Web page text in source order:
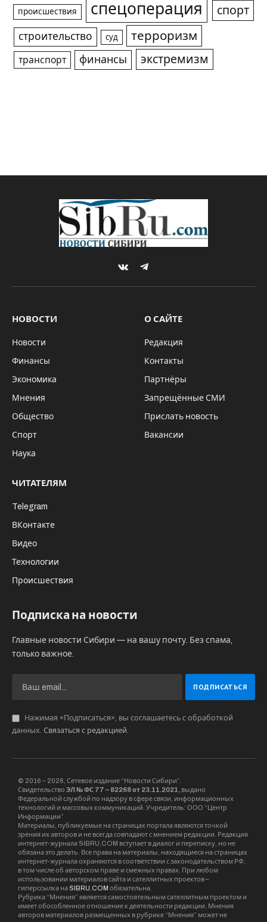
происшествия спецоперация спорт
строительство суд терроризм
транспорт финансы экстремизм
VKontakteTelegram
НОВОСТИ
Новости
Финансы
Экономика
Мнения
Общество
Спорт
Наука
О САЙТЕ
Редакция
Контакты
Партнёры
Запрещённые СМИ
Прислать новость
Вакансии
ЧИТАТЕЛЯМ
Telegram
ВКонтакте
Видео
Технологии
Происшествия
Подписка на новости
Главные новости Сибири — на вашу почту. Без спама,
только важное.
Нажимая «Подписаться», вы соглашаетесь с обработкой
данных. Связаться с редакцией.
© 2016 – 2026, Сетевое издание “Новости Сибири”.
Свидетельство ЭЛ № ФС 77 – 82268 от 23.11.2021, выдано
Федеральной службой по надзору в сфере связи, информационных
технологий и массовых коммуникаций. Учредитель: ООО “Центр
Информации”
Материалы, публикуемые на страницах портала являются точкой
зрения их авторов и не всегда совпадают с мнением редакции. Редакция
интернет-журнала SIBRU.COM вступает в диалог и переписку, но не
обязана это делать. Все права на материалы, находящиеся на страницах
интернет-журнала охраняются в соответствии с законодательством РФ,
в том числе об авторском праве и смежных правах. При любом
использовании материалов сайта и сателлитных проектов –
гиперссылка на SIBRU.COM обязательна.
Рубрика “Мнения” является самостоятельным сателлитным проектом и
имеет обособленное отношение к деятельности редакции. Мнения
авторов материалов размещенных в рубрике “Мнения” может не